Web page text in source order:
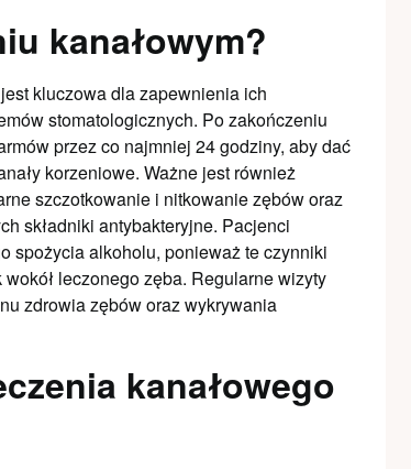
kanałowym?
kluczowa dla zapewnienia ich
stomatologicznych. Po zakończeniu
przez co najmniej 24 godziny, aby dać
korzeniowe. Ważne jest również
szczotkowanie i nitkowanie zębów oraz
składniki antybakteryjne. Pacjenci
spożycia alkoholu, ponieważ te czynniki
leczonego zęba. Regularne wizyty
zdrowia zębów oraz wykrywania
kanałowego